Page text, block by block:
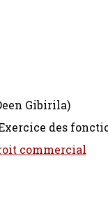
Gibirila)
des
commercial